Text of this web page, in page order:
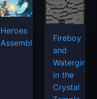
Heroes
Assemble
Fireboy
and
Watergirl
in the
Crystal